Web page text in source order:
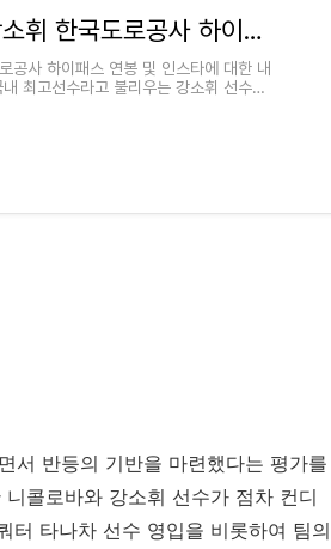
파워히터 여자배구 강소휘 한국도로공사 하이패스 연봉 및 인스타
공사 하이패스 연봉 및 인스타에 대한 내
최고선수라고 불리우는 강소휘 선수는
서 반등의 기반을 마련했다는 평가를
콜로바와 강소휘 선수가 점차 컨디
터 타나차 선수 영입을 비롯하여 팀의